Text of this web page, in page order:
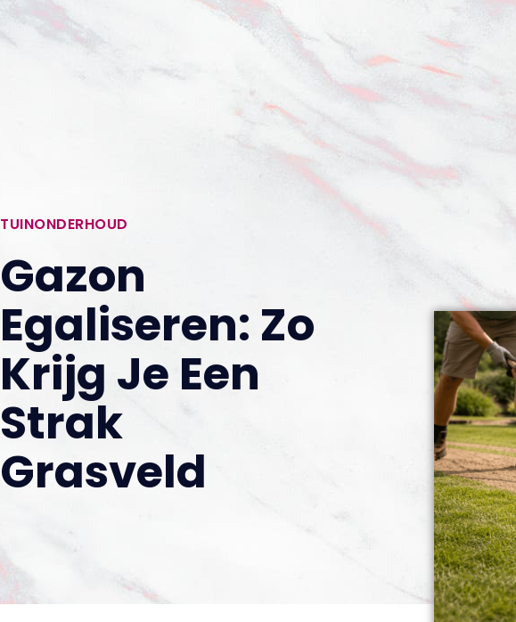
TUINONDERHOUD
Gazon
Egaliseren: Zo
Krijg Je Een
Strak
Grasveld